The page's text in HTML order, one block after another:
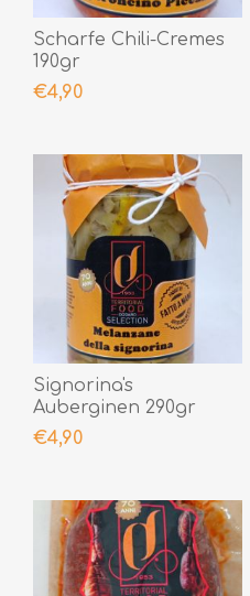
Scharfe Chili-Cremes
190gr
€4,90
Signorina's
Auberginen 290gr
€4,90